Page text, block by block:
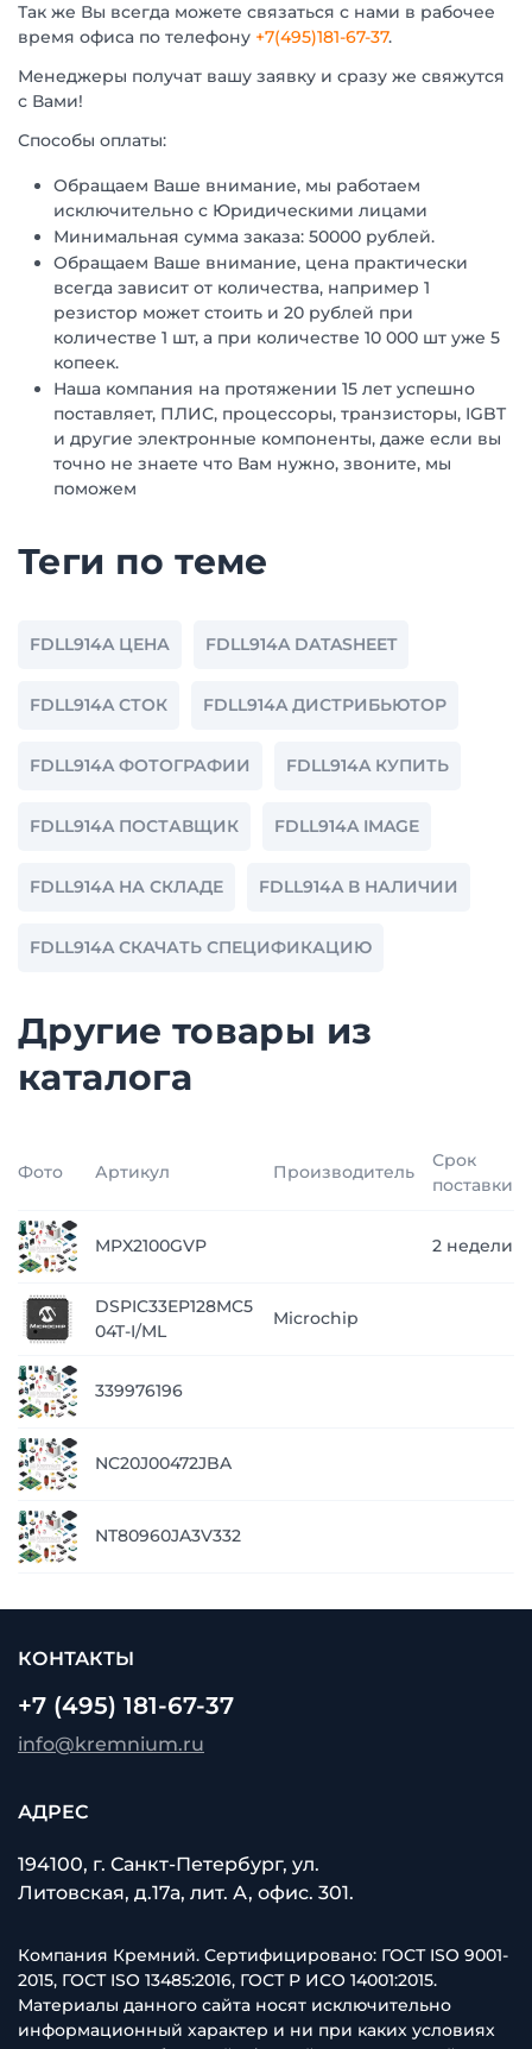
Так же Вы всегда можете связаться с нами в рабочее
время офиса по телефону +7(495)181-67-37.
Менеджеры получат вашу заявку и сразу же свяжутся
с Вами!
Способы оплаты:
Обращаем Ваше внимание, мы работаем
исключительно с Юридическими лицами
Минимальная сумма заказа: 50000 рублей.
Обращаем Ваше внимание, цена практически
всегда зависит от количества, например 1
резистор может стоить и 20 рублей при
количестве 1 шт, а при количестве 10 000 шт уже 5
копеек.
Наша компания на протяжении 15 лет успешно
поставляет, ПЛИС, процессоры, транзисторы, IGBT
и другие электронные компоненты, даже если вы
точно не знаете что Вам нужно, звоните, мы
поможем
Теги по теме
FDLL914A ЦЕНА FDLL914A DATASHEET
FDLL914A СТОК FDLL914A ДИСТРИБЬЮТОР
FDLL914A ФОТОГРАФИИ FDLL914A КУПИТЬ
FDLL914A ПОСТАВЩИК FDLL914A IMAGE
FDLL914A НА СКЛАДЕ FDLL914A В НАЛИЧИИ
FDLL914A СКАЧАТЬ СПЕЦИФИКАЦИЮ
Другие товары из
каталога
Фото Артикул Производитель
Срок
поставки
MPX2100GVP 2 недели
DSPIC33EP128MC5
04T-I/ML
Microchip
339976196
NC20J00472JBA
NT80960JA3V332
КОНТАКТЫ
+7 (495) 181-67-37
info@kremnium.ru
АДРЕС
194100, г. Санкт-Петербург, ул.
Литовская, д.17а, лит. А, офис. 301.
Компания Кремний. Сертифицировано: ГОСТ ISO 9001-
2015, ГОСТ ISO 13485:2016, ГОСТ Р ИСО 14001:2015.
Материалы данного сайта носят исключительно
информационный характер и ни при каких условиях